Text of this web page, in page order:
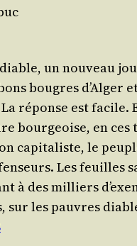
un nou­veau
bougres d’Al­ger
réponse est facile.
bour­geoise, en ces
capi­ta­liste, le
Les feuilles
à des milliers
sur les pauvres